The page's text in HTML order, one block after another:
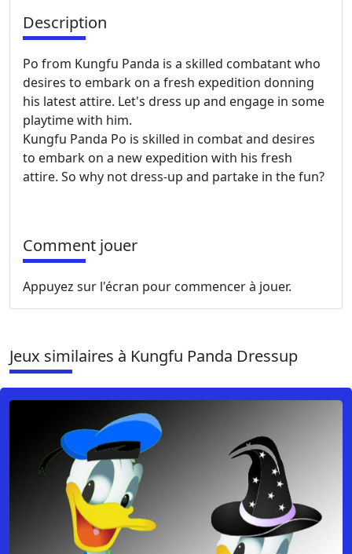
Description
Po from Kungfu Panda is a skilled combatant who
desires to embark on a fresh expedition donning
his latest attire. Let's dress up and engage in some
playtime with him.
Kungfu Panda Po is skilled in combat and desires
to embark on a new expedition with his fresh
attire. So why not dress-up and partake in the fun?
Comment jouer
Appuyez sur l'écran pour commencer à jouer.
Jeux similaires à Kungfu Panda Dressup